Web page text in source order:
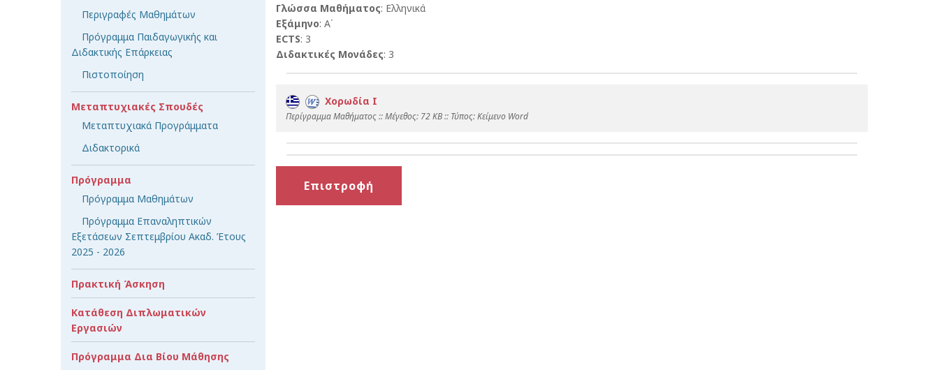
Γλώσσα Μαθήματος: Ελληνικά
Εξάμηνο: Α΄
ECTS: 3
Διδακτικές Μονάδες: 3
Χορωδία Ι
Περίγραμμα Μαθήματος :: Mέγεθος: 72 KB :: Τύπος: Kείμενο Word
Επιστροφή
Περιγραφές Μαθημάτων
Πρόγραμμα Παιδαγωγικής και
Διδακτικής Επάρκειας
Πιστοποίηση
Μεταπτυχιακές Σπουδές
Μεταπτυχιακά Προγράμματα
Διδακτορικά
Πρόγραμμα
Πρόγραμμα Μαθημάτων
Πρόγραμμα Επαναληπτικών
Εξετάσεων Σεπτεμβρίου Ακαδ. Έτους
2025 - 2026
Πρακτική Άσκηση
Κατάθεση Διπλωματικών
Εργασιών
Πρόγραμμα Δια Βίου Μάθησης